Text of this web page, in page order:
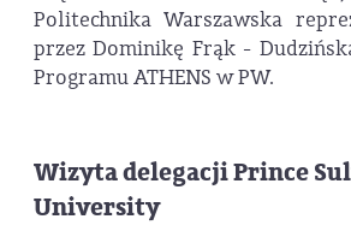
Politechnika Warszawska
przez Dominikę Frąk -
Programu ATHENS w PW.
Wizyta delegacji Prince
University